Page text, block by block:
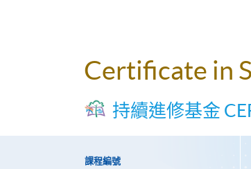
Certificate in
持續進修基金
課程編號